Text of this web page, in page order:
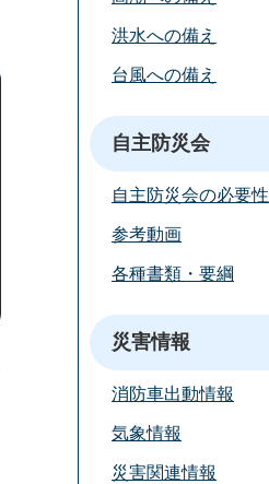
洪水への備え
台風への備え
自主防災会
自主防災会の必要性
参考動画
各種書類・要綱
災害情報
消防車出動情報
気象情報
災害関連情報